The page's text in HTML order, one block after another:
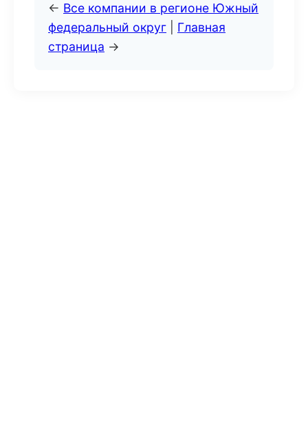
← Все компании в регионе Южный
федеральный округ
Главная
страница →